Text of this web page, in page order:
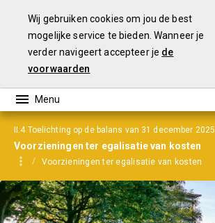
Wij gebruiken cookies om jou de best
mogelijke service te bieden. Wanneer je
verder navigeert accepteer je de
voorwaarden
II.4 Toelichting op de balans van 31 december 2025
Voorzieningen ter egalisatie van kosten
Voorzieningen ter egalisatie van kosten